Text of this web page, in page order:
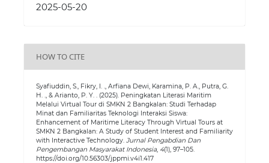
2025-05-20
HOW TO CITE
Syafiuddin, S., Fikry, I. ., Arfiana Dewi, Karamina, P. A., Putra, G.
H. ., & Arianto, P. Y. . (2025). Peningkatan Literasi Maritim
Melalui Virtual Tour di SMKN 2 Bangkalan: Studi Terhadap
Minat dan Familiaritas Teknologi Interaksi Siswa:
Enhancement of Maritime Literacy Through Virtual Tours at
SMKN 2 Bangkalan: A Study of Student Interest and Familiarity
with Interactive Technology. Jurnal Pengabdian Dan
Pengembangan Masyarakat Indonesia, 4(1), 97–105.
https://doi.org/10.56303/jppmi.v4i1.417